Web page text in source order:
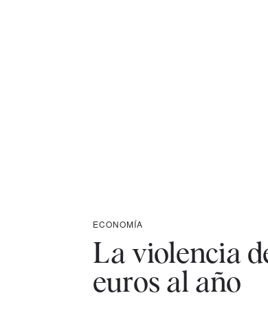
ECONOMÍA
La violencia
euros al año